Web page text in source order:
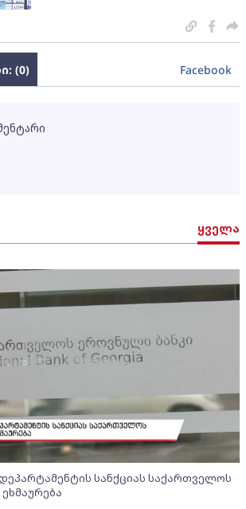
ყველა
დეპარტამენტის სანქციას საქართველოს
(0) Facebook